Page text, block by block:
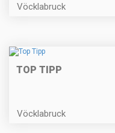
Vöcklabruck
TOP TIPP
Vöcklabruck